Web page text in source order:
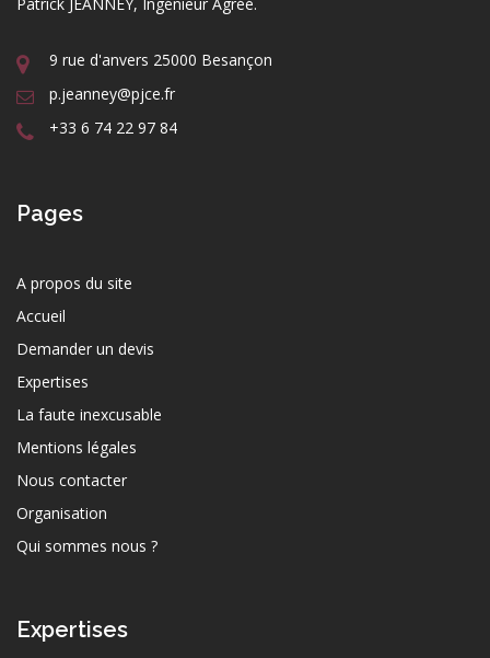
9 rue d'anvers 25000 Besançon
p.jeanney@pjce.fr
+33 6 74 22 97 84
Pages
A propos du site
Accueil
Demander un devis
Expertises
La faute inexcusable
Mentions légales
Nous contacter
Organisation
Qui sommes nous ?
Expertises